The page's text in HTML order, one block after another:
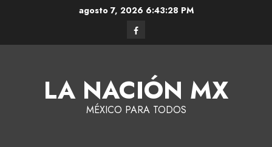
agosto 7, 2026 6:43:29 PM
LA NACIÓN MX
MÉXICO PARA TODOS